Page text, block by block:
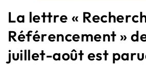
Solutions
Ressources
Audit SEO
La lettre «
Référencement »
juillet-août est